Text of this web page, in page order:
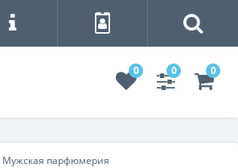
0 0 0
Мужская парфюмерия